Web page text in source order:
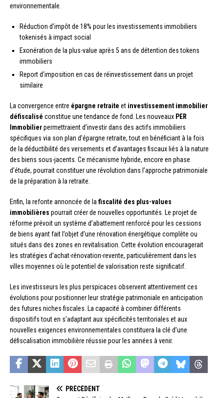
environnementale.
Réduction d’impôt de 18% pour les investissements immobiliers
tokenisés à impact social
Exonération de la plus-value après 5 ans de détention des tokens
immobiliers
Report d’imposition en cas de réinvestissement dans un projet
similaire
La convergence entre épargne retraite et investissement immobilier
défiscalisé constitue une tendance de fond. Les nouveaux PER
Immobilierpermettraient d’investir dans des actifs immobiliers
spécifiques via son plan d’épargne retraite, tout en bénéficiant à la fois
de la déductibilité des versements et d’avantages fiscaux liés à la nature
des biens sous-jacents. Ce mécanisme hybride, encore en phase
d’étude, pourrait constituer une révolution dans l’approche patrimoniale
de la préparation à la retraite.
Enfin, la refonte annoncée de la fiscalité des plus-values
immobilières pourrait créer de nouvelles opportunités. Le projet de
réforme prévoit un système d’abattement renforcé pour les cessions
de biens ayant fait l’objet d’une rénovation énergétique complète ou
situés dans des zones en revitalisation. Cette évolution encouragerait
les stratégies d’achat-rénovation-revente, particulièrement dans les
villes moyennes où le potentiel de valorisation reste significatif.
Les investisseurs les plus perspicaces observent attentivement ces
évolutions pour positionner leur stratégie patrimoniale en anticipation
des futures niches fiscales. La capacité à combiner différents
dispositifs tout en s’adaptant aux spécificités territoriales et aux
nouvelles exigences environnementales constituera la clé d’une
défiscalisation immobilière réussie pour les années à venir.
PRÉCÉDENT